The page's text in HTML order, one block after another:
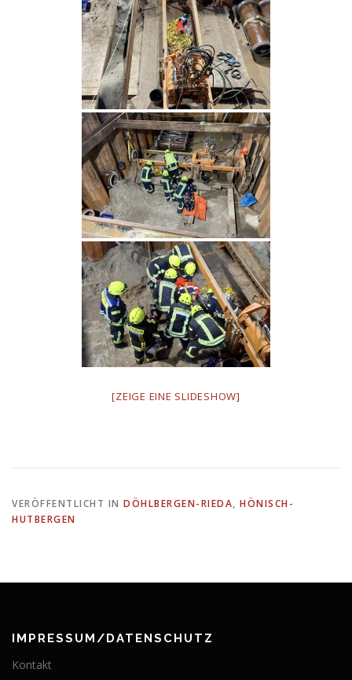
[ZEIGE EINE SLIDESHOW]
VERÖFFENTLICHT IN DÖHLBERGEN-RIEDA, HÖNISCH-
HUTBERGEN
IMPRESSUM/DATENSCHUTZ
Kontakt